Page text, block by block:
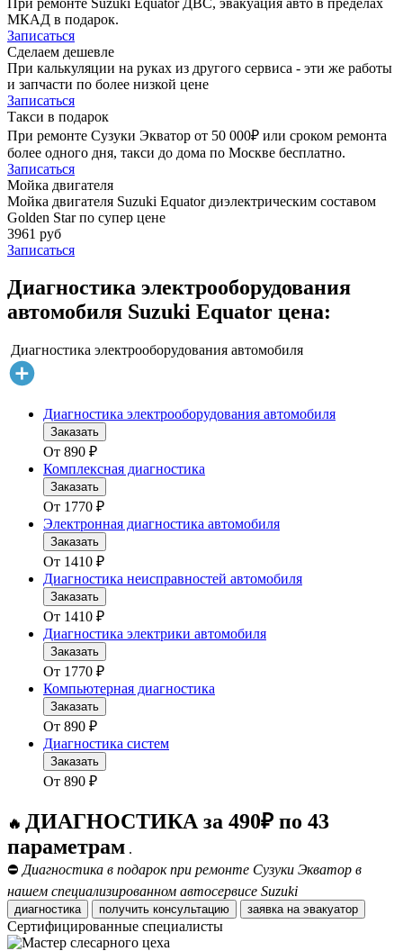
МКАД в подарок.
Записаться
Сделаем дешевле
При калькуляции на руках из другого сервиса - эти же работы
и запчасти по более низкой цене
Записаться
Такси в подарок
При ремонте Сузуки Экватор от 50 000₽ или сроком ремонта
более одного дня, такси до дома по Москве бесплатно.
Записаться
Мойка двигателя
Мойка двигателя Suzuki Equator диэлектрическим составом
Golden Star по супер цене
3961 руб
Записаться
Диагностика электрооборудования
автомобиля Suzuki Equator цена:
Диагностика электрооборудования автомобиля
Диагностика электрооборудования автомобиля
Заказать
От 890 ₽
Комплексная диагностика
Заказать
От 1770 ₽
Электронная диагностика автомобиля
Заказать
От 1410 ₽
Диагностика неисправностей автомобиля
Заказать
От 1410 ₽
Диагностика электрики автомобиля
Заказать
От 1770 ₽
Компьютерная диагностика
Заказать
От 890 ₽
Диагностика систем
Заказать
От 890 ₽
🔥 ДИАГНОСТИКА за 490₽ по 43
параметрам .
⛔ Диагностика в подарок при ремонте Сузуки Экватор в
нашем специализированном автосервисе Suzuki
диагностика получить консультацию заявка на эвакуатор
Сертифицированные специалисты